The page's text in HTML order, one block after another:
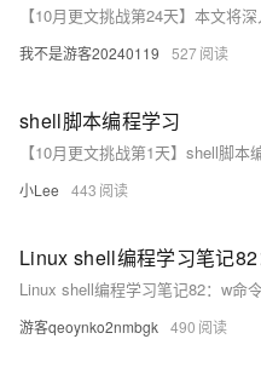
我不是游客20240119 527
shell脚本编程学习
【10月更文挑战第1天】shell脚本
小Lee 443
Linux shell编程学习笔记
Linux shell编程学习笔记82：w
游客qeoynko2nmbgk 490